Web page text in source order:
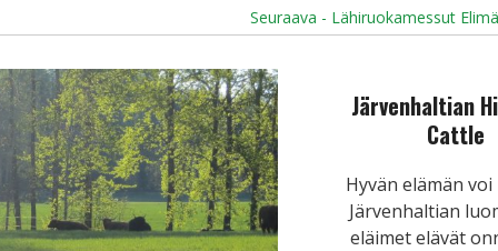
Seuraava - Lähiruokamessut
Järvenhaltian
Cattle
Hyvän elämän voi
Järvenhaltian
eläimet elävät